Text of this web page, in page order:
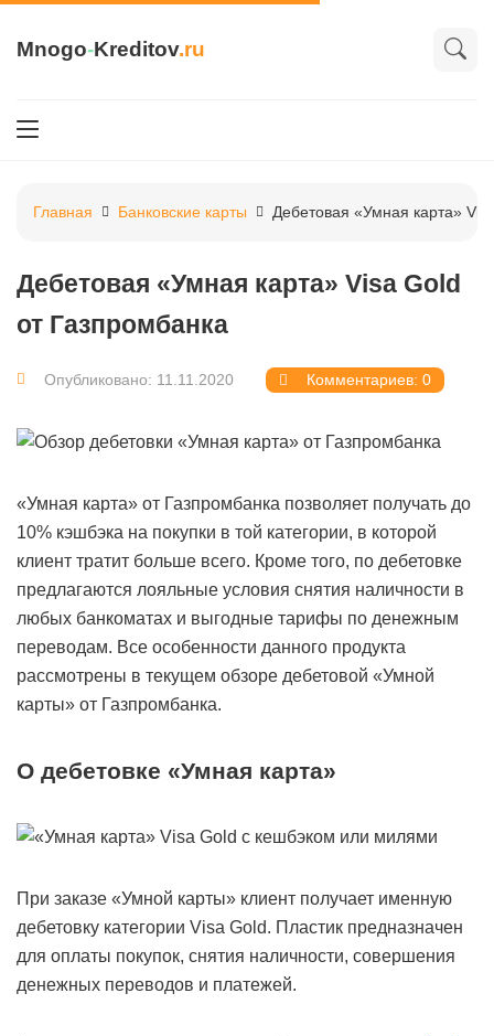
Mnogo-Kreditov.ru
Главная Банковские карты Дебетовая «Умная карта»
Дебетовая «Умная карта» Visa Gold
от Газпромбанка
Опубликовано: 11.11.2020 Комментариев: 0
«Умная карта» от Газпромбанка позволяет получать до
10% кэшбэка на покупки в той категории, в которой
клиент тратит больше всего. Кроме того, по дебетовке
предлагаются лояльные условия снятия наличности в
любых банкоматах и выгодные тарифы по денежным
переводам. Все особенности данного продукта
рассмотрены в текущем обзоре дебетовой «Умной
карты» от Газпромбанка.
О дебетовке «Умная карта»
При заказе «Умной карты» клиент получает именную
дебетовку категории Visa Gold. Пластик предназначен
для оплаты покупок, снятия наличности, совершения
денежных переводов и платежей.